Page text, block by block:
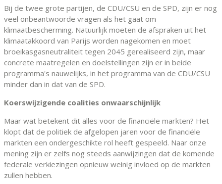
Bij de twee grote partijen, de CDU/CSU en de SPD, zijn er nog
veel onbeantwoorde vragen als het gaat om
klimaatbescherming. Natuurlijk moeten de afspraken uit het
klimaatakkoord van Parijs worden nagekomen en moet
broeikasgasneutraliteit tegen 2045 gerealiseerd zijn, maar
concrete maatregelen en doelstellingen zijn er in beide
programma's nauwelijks, in het programma van de CDU/CSU
minder dan in dat van de SPD.
Koerswijzigende coalities onwaarschijnlijk
Maar wat betekent dit alles voor de financiële markten? Het
klopt dat de politiek de afgelopen jaren voor de financiële
markten een ondergeschikte rol heeft gespeeld. Naar onze
mening zijn er zelfs nog steeds aanwijzingen dat de komende
federale verkiezingen opnieuw weinig invloed op de markten
zullen hebben.